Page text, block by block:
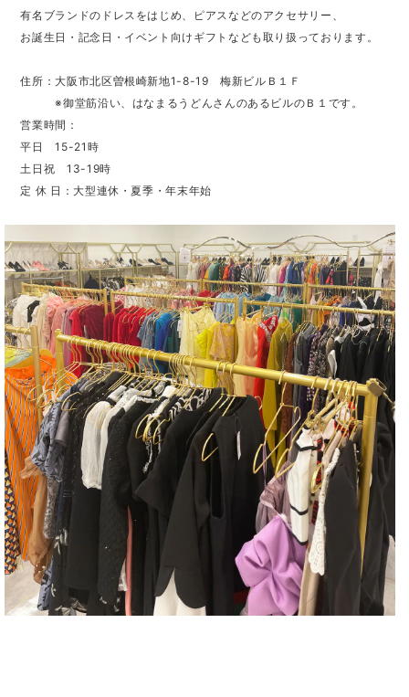
有名ブランドのドレスをはじめ、ピアスなどのアクセサリー、
お誕生日・記念日・イベント向けギフトなども取り扱っております。
住所：大阪市北区曽根崎新地1-8-19 梅新ビルＢ１Ｆ
※御堂筋沿い、はなまるうどんさんのあるビルのＢ１です。
営業時間：
平日 15-21時
土日祝 13-19時
定 休 日：大型連休・夏季・年末年始